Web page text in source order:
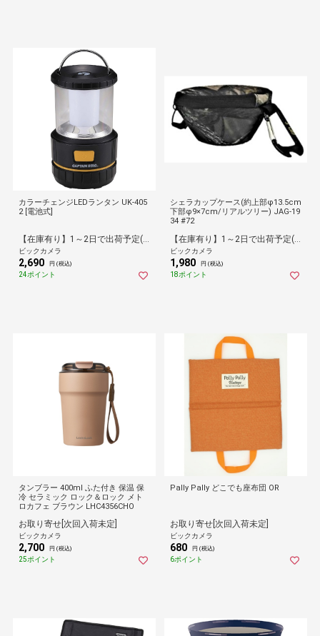
カラーチェンジLEDランタン UK-405
2 [電池式]
【在庫有り】1～2日で出荷予定(日付指定可)
ビックカメラ
2,690 円 (税込)
24ポイント
シェラカップケース(約上部φ13.5cm
下部φ9×7cm/リアルツリー) JAG-19
34 #72
【在庫有り】1～2日で出荷予定(日付指定可)
ビックカメラ
1,980 円 (税込)
18ポイント
タンブラー 400ml ふた付き 保温 保
冷 セラミック ロック＆ロック メト
ロカフェ ブラウン LHC4356CHO
お取り寄せ[次回入荷未定]
ビックカメラ
2,700 円 (税込)
25ポイント
Pally Pally どこでも座布団 OR
お取り寄せ[次回入荷未定]
ビックカメラ
680 円 (税込)
6ポイント